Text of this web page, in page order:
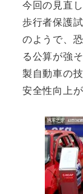
今回の見直
歩行者保護
のようで、
る公算が強
製自動車の
安全性向上